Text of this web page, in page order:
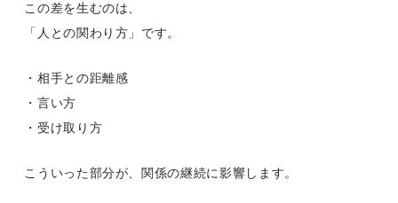
この差を生むのは、
「人との関わり方」です。
・相手との距離感
・言い方
・受け取り方
こういった部分が、関係の継続に影響します。